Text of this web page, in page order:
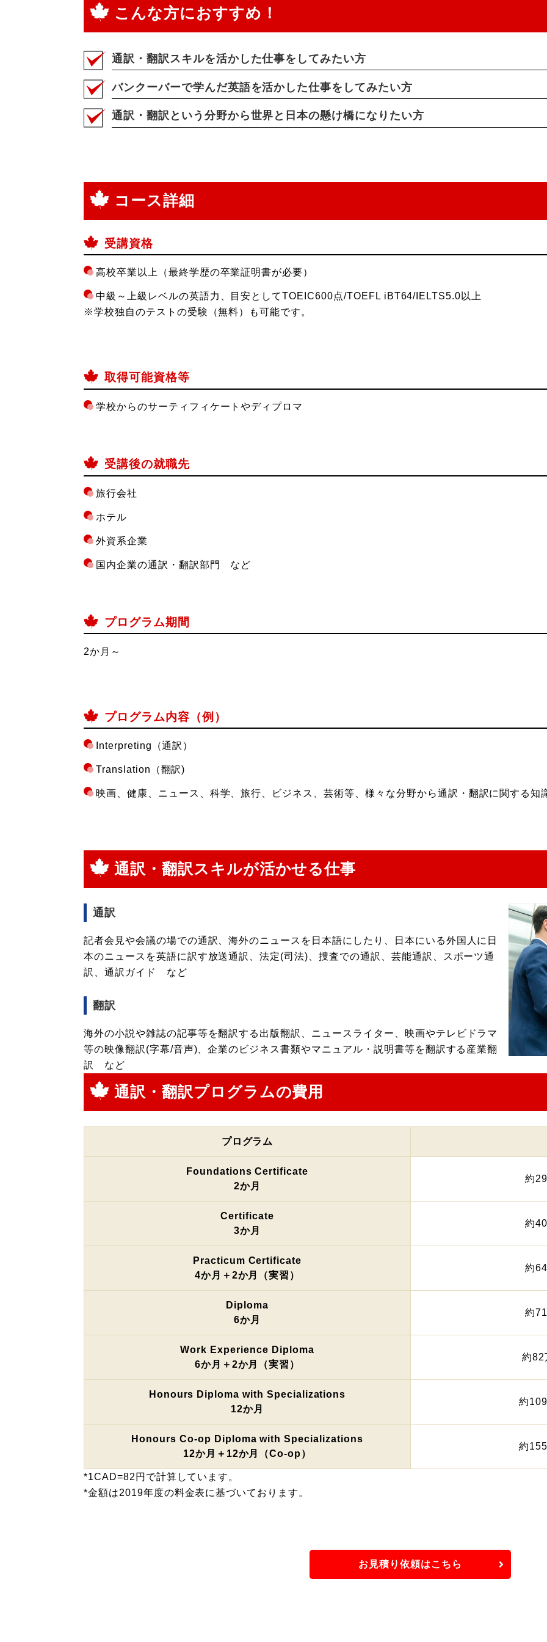
こんな方におすすめ！
通訳・翻訳スキルを活かした仕事をしてみたい方
バンクーバーで学んだ英語を活かした仕事をしてみたい方
通訳・翻訳という分野から世界と日本の懸け橋になりたい方
コース詳細
受講資格
高校卒業以上（最終学歴の卒業証明書が必要）
中級～上級レベルの英語力、目安としてTOEIC600点/TOEFL iBT64/IELTS5.0以上
※学校独自のテストの受験（無料）も可能です。
取得可能資格等
学校からのサーティフィケートやディプロマ
受講後の就職先
旅行会社
ホテル
外資系企業
国内企業の通訳・翻訳部門 など
プログラム期間
2か月～
プログラム内容（例）
Interpreting（通訳）
Translation（翻訳)
映画、健康、ニュース、科学、旅行、ビジネス、芸術等、様々な分野から通訳・翻訳に関する知
通訳・翻訳スキルが活かせる仕事
通訳
記者会見や会議の場での通訳、海外のニュースを日本語にしたり、日本にいる外国人に日
本のニュースを英語に訳す放送通訳、法定(司法)、捜査での通訳、芸能通訳、スポーツ通
訳、通訳ガイド など
翻訳
海外の小説や雑誌の記事等を翻訳する出版翻訳、ニュースライター、映画やテレビドラマ
等の映像翻訳(字幕/音声)、企業のビジネス書類やマニュアル・説明書等を翻訳する産業翻
訳 など
通訳・翻訳プログラムの費用
プログラム
Foundations Certificate
2か月
約
Certificate
3か月
約
Practicum Certificate
4か月＋2か月（実習）
約
Diploma
6か月
約
Work Experience Diploma
6か月＋2か月（実習）
約82
Honours Diploma with Specializations
12か月
約
Honours Co-op Diploma with Specializations
12か月＋12か月（Co-op）
約
*1CAD=82円で計算しています。
*金額は2019年度の料金表に基づいております。
お見積り依頼はこちら